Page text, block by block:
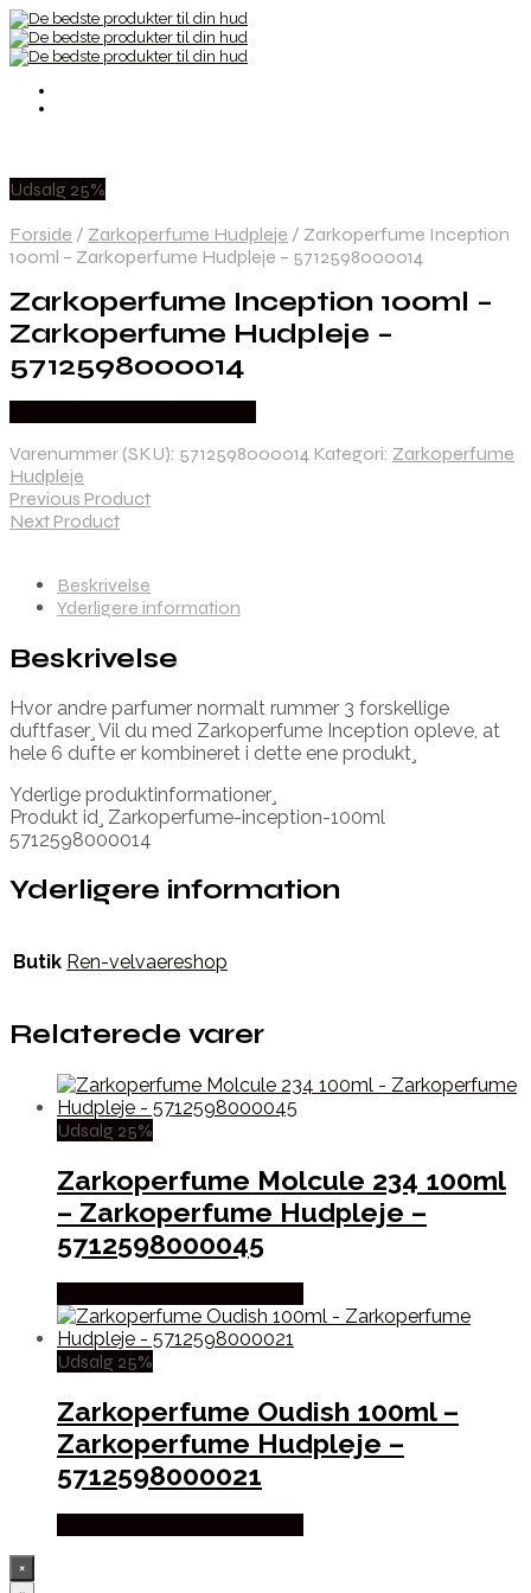
Udsalg 25%
Forside / Zarkoperfume Hudpleje / Zarkoperfume Inception
100ml – Zarkoperfume Hudpleje – 5712598000014
Zarkoperfume Inception 100ml –
Zarkoperfume Hudpleje –
5712598000014
Varenummer (SKU): 5712598000014 Kategori: Zarkoperfume
Hudpleje
Previous Product
Next Product
Beskrivelse
Yderligere information
Beskrivelse
Hvor andre parfumer normalt rummer 3 forskellige
duftfaser¸ Vil du med Zarkoperfume Inception opleve, at
hele 6 dufte er kombineret i dette ene produkt¸
Yderlige produktinformationer¸
Produkt id¸ Zarkoperfume-inception-100ml
5712598000014
Yderligere information
Butik Ren-velvaereshop
Relaterede varer
Udsalg 25%
Zarkoperfume Molcule 234 100ml
– Zarkoperfume Hudpleje –
5712598000045
Udsalg 25%
Zarkoperfume Oudish 100ml –
Zarkoperfume Hudpleje –
5712598000021
×